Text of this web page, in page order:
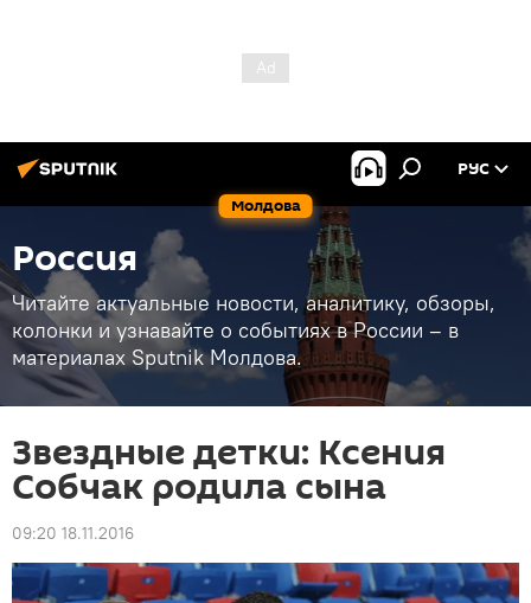
Молдова
РУС
Россия
Читайте актуальные новости, аналитику, обзоры,
колонки и узнавайте о событиях в России – в
материалах Sputnik Молдова.
Звездные детки: Ксения
Собчак родила сына
09:20 18.11.2016